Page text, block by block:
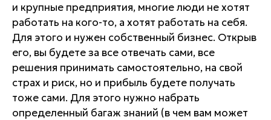
и крупные предприятия, многие люди не хотят
работать на кого-то, а хотят работать на себя.
Для этого и нужен собственный бизнес. Открыв
его, вы будете за все отвечать сами, все
решения принимать самостоятельно, на свой
страх и риск, но и прибыль будете получать
тоже сами. Для этого нужно набрать
определенный багаж знаний (в чем вам может